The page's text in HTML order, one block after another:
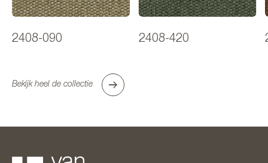
2408-090 2408-420
Bekijk heel de collectie